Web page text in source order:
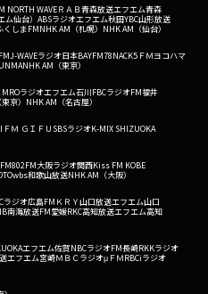
NORTH WAVEＲＡＢ青森放送エフエム青森
仙台） ABSラジオエフエム秋田YBC山形放送
くしまFMNHK AM（札幌） NHK AM（仙台）
J-WAVEラジオ日本BAYFM78NACK5 ＦＭヨコハマ
NHK AM（東京）
MROラジオエフエム石川FBCラジオFM福井
京） NHK AM（名古屋）
ＦＭ ＧＩＦＵ SBSラジオK-MIX SHIZUOKA
FM802FM大阪ラジオ関西Kiss FM KOBE
wbs和歌山放送NHK AM（大阪）
ラジオ広島FM ＫＲＹ山口放送エフエム山口
南海放送FM愛媛RKC高知放送エフエム高知
エフエム佐賀NBCラジオFM長崎RKKラジオ
エフエム宮崎ＭＢＣラジオμＦＭRBCiラジオ